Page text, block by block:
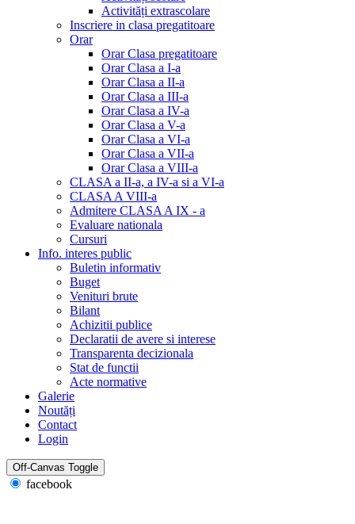
Activități extrascolare
Inscriere in clasa pregatitoare
Orar
Orar Clasa pregatitoare
Orar Clasa a I-a
Orar Clasa a II-a
Orar Clasa a III-a
Orar Clasa a IV-a
Orar Clasa a V-a
Orar Clasa a VI-a
Orar Clasa a VII-a
Orar Clasa a VIII-a
CLASA a II-a, a IV-a si a VI-a
CLASA A VIII-a
Admitere CLASA A IX - a
Evaluare nationala
Cursuri
Info. interes public
Buletin informativ
Buget
Venituri brute
Bilant
Achizitii publice
Declaratii de avere si interese
Transparenta decizionala
Stat de functii
Acte normative
Galerie
Noutăți
Contact
Login
Off-Canvas Toggle
facebook